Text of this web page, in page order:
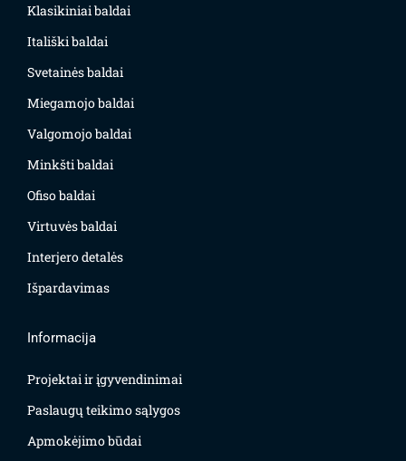
Klasikiniai baldai
Itališki baldai
Svetainės baldai
Miegamojo baldai
Valgomojo baldai
Minkšti baldai
Ofiso baldai
Virtuvės baldai
Interjero detalės
Išpardavimas
Informacija
Projektai ir įgyvendinimai
Paslaugų teikimo sąlygos
Apmokėjimo būdai